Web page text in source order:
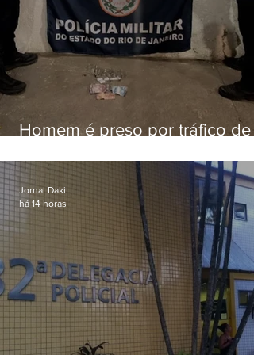
Homem é preso por tráfico de
Jornal Daki
há 14 horas